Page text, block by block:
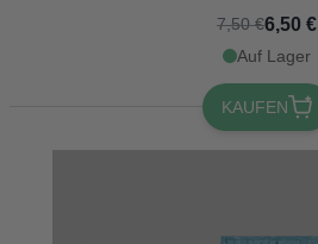
7,50 €6,50 €
Auf Lager
KAUFEN